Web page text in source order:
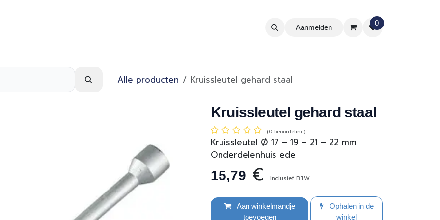
Aanmelden
0
Alle producten Kruissleutel gehard staal
Kruissleutel gehard staal
(0 beoordeling)
Kruissleutel Ø 17 – 19 – 21 – 22 mm
Onderdelenhuis ede
15,79 € Inclusief BTW
Aan winkelmandje
toevoegen
Ophalen in de
winkel